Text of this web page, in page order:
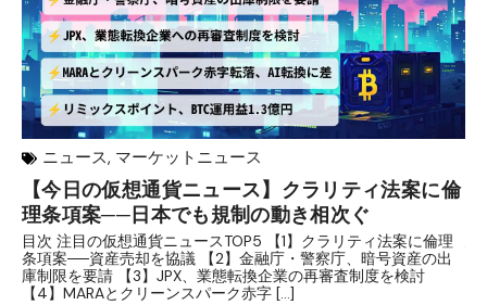
ニュース, マーケットニュース
【今日の仮想通貨ニュース】クラリティ法案に倫
理条項案──日本でも規制の動き相次ぐ
目次 注目の仮想通貨ニュースTOP5 【1】クラリティ法案に倫理
条項案──資産売却を協議 【2】金融庁・警察庁、暗号資産の出
庫制限を要請 【3】JPX、業態転換企業の再審査制度を検討
【4】MARAとクリーンスパーク赤字 […]